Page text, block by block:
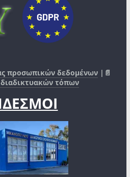
προσωπικών δεδομένων |📄
τόπων